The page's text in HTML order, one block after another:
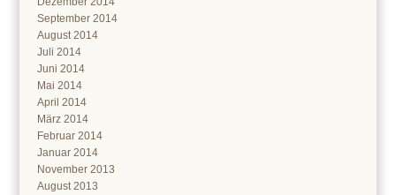
September 2014
August 2014
Juli 2014
Juni 2014
Mai 2014
April 2014
März 2014
Februar 2014
Januar 2014
November 2013
August 2013